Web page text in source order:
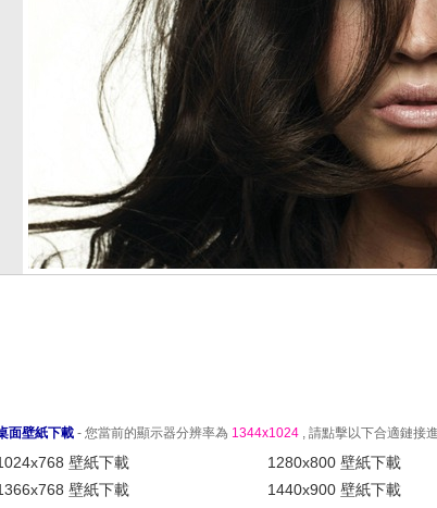
面壁紙下載 - 您當前的顯示器分辨率為 1344x1024 , 請點擊以下合適鏈接
壁紙下載 1280x800 壁紙下載
壁紙下載
1440x900 壁紙下載